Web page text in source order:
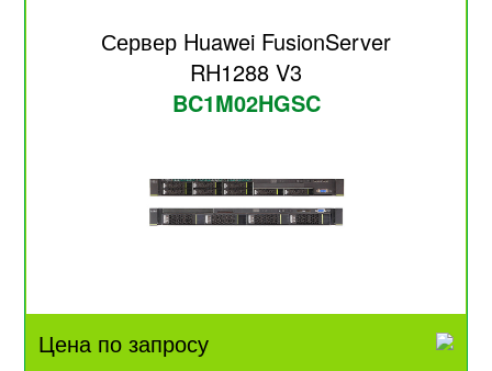
Сервер Huawei FusionServer
RH1288 V3
BC1M02HGSC
Цена по запросу